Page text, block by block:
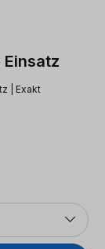
Einsatz
| Exakt